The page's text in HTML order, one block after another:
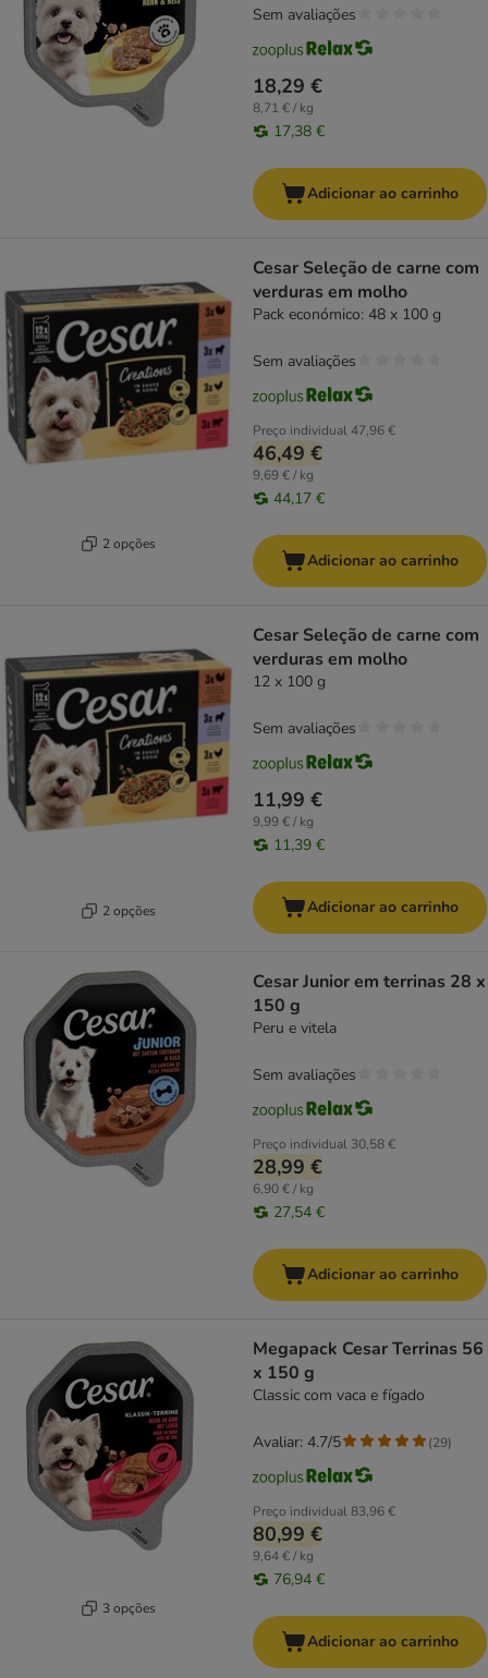
18,29 €
8,71 € / kg
17,38 €
Sem avaliações
Adicionar ao carrinho
2 opções
Cesar Seleção de carne com
verduras em molho
Pack económico: 48 x 100 g
Preço individual47,96 €
46,49 €
9,69 € / kg
44,17 €
Sem avaliações
Adicionar ao carrinho
2 opções
Cesar Seleção de carne com
verduras em molho
12 x 100 g
11,99 €
9,99 € / kg
11,39 €
Sem avaliações
Adicionar ao carrinho
Cesar Junior em terrinas 28 x
150 g
Peru e vitela
Preço individual 30,58 €
28,99 €
6,90 € / kg
27,54 €
Sem avaliações
Adicionar ao carrinho
3 opções
Megapack Cesar Terrinas 56
x 150 g
Classic com vaca e fígado
Preço individual83,96 €
80,99 €
9,64 € / kg
76,94 €
Avaliar: 4.7/5 (29)
Adicionar ao carrinho